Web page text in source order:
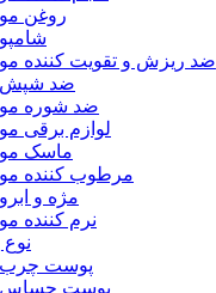
روغن مو
شامپو
ضد ریزش و تقویت کننده مو
ضد شپش
ضد شوره مو
لوازم برقی مو
ماسک مو
مرطوب کننده مو
مژه و ابرو
نرم کننده مو
پوست چرب
پوست حساس